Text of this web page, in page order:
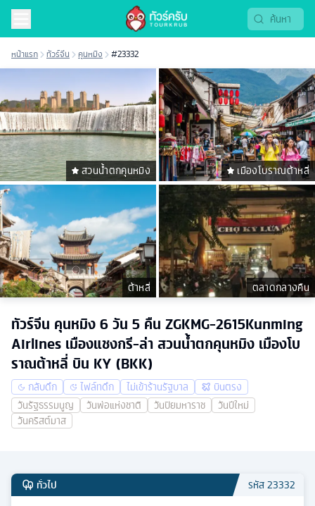
หน้าแรก ทัวร์จีน คุนหมิง #23332
สวนน้ำตกคุนหมิง เมืองโบราณต้าหลี่
ต้าหลี่ ตลาดกลางคืน
ทัวร์จีน คุนหมิง 6 วัน 5 คืน ZGKMG-2615Kunming
Airlines เมืองแชงกรี-ล่า สวนน้ำตกคุนหมิง เมืองโบ
ราณต้าหลี่ บิน KY (BKK)
กลับดึก ไฟล์ทดึก ไม่เข้าร้านรัฐบาล
บินตรง
วันรัฐธรรมนูญ
วันพ่อแห่งชาติ วันปิยมหาราช
วันปีใหม่
วันคริสต์มาส
ทั่วไป รหัส23332